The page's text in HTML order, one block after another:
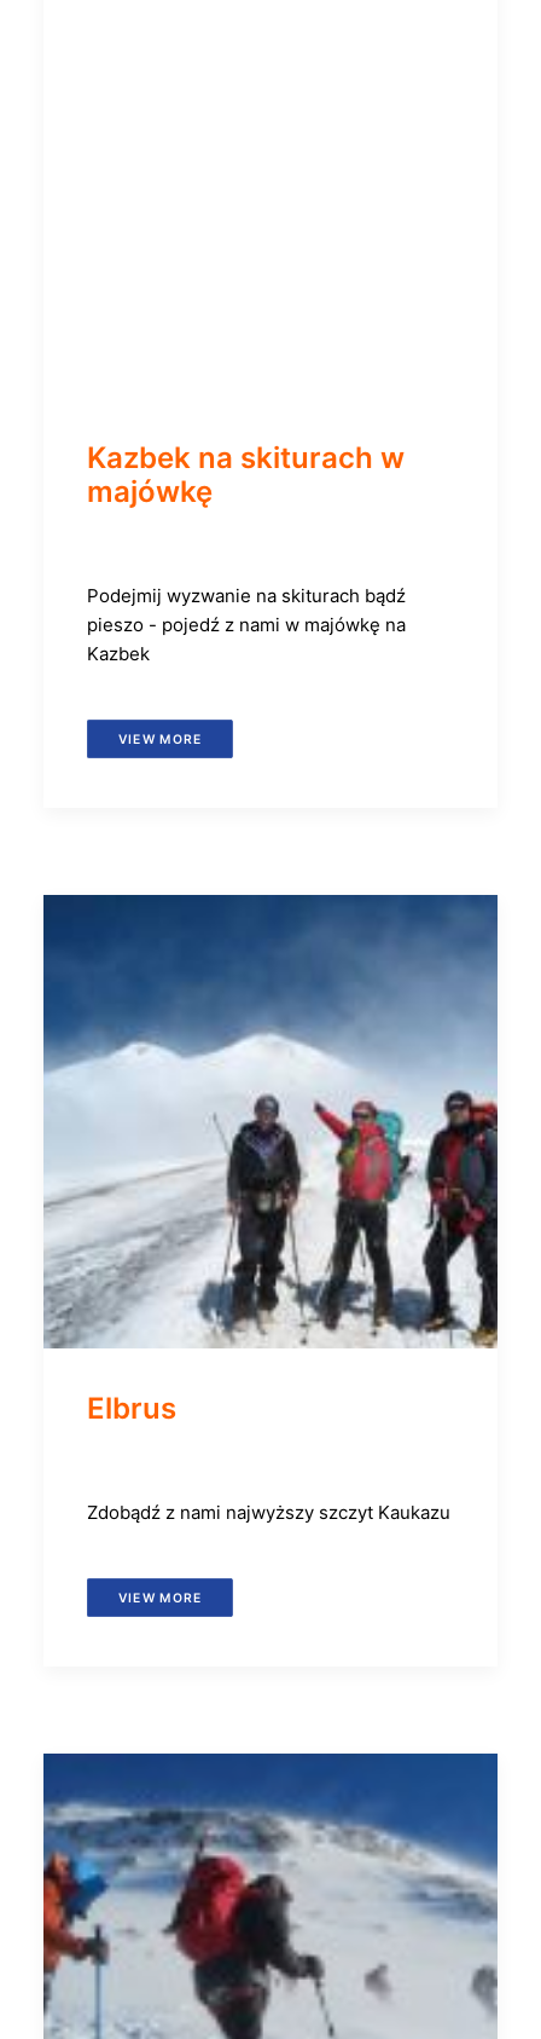
Kazbek na skiturach w
majówkę
Podejmij wyzwanie na skiturach bądź
pieszo - pojedź z nami w majówkę na
Kazbek
VIEW MORE
Elbrus
Zdobądź z nami najwyższy szczyt Kaukazu
VIEW MORE